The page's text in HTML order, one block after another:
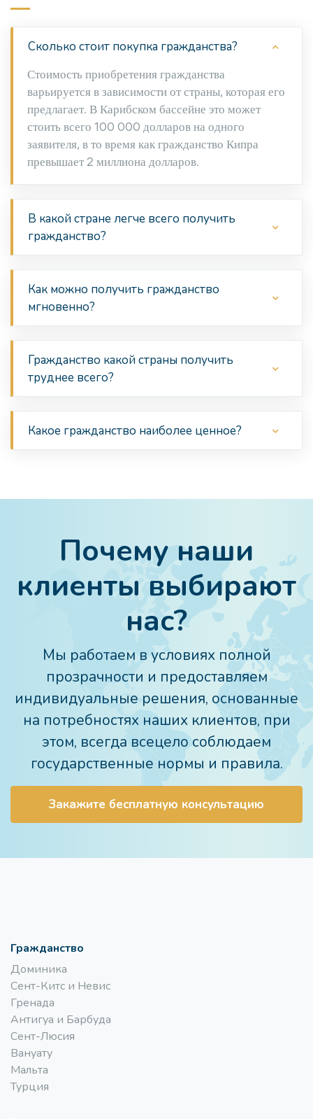
Сколько стоит покупка гражданства?
Стоимость приобретения гражданства
варьируется в зависимости от страны, которая его
предлагает. В Карибском бассейне это может
стоить всего 100 000 долларов на одного
заявителя, в то время как гражданство Кипра
превышает 2 миллиона долларов.
В какой стране легче всего получить
гражданство?
Как можно получить гражданство
мгновенно?
Гражданство какой страны получить
труднее всего?
Какое гражданство наиболее ценное?
Почему наши
клиенты выбирают
нас?
Мы работаем в условиях полной
прозрачности и предоставляем
индивидуальные решения, основанные
на потребностях наших клиентов, при
этом, всегда всецело соблюдаем
государственные нормы и правила.
Закажите бесплатную консультацию
Гражданство
Доминика
Сент-Китс и Невис
Гренада
Антигуа и Барбуда
Сент-Люсия
Вануату
Мальта
Турция